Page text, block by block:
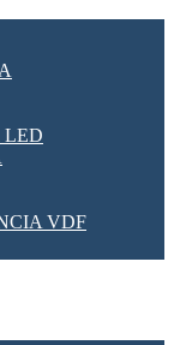
LED
VDF